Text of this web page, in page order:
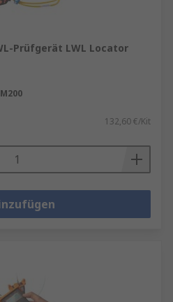
Prüfgerät LWL Locator
132,60 €/Kit